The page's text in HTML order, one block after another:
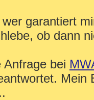
wer garantiert
ob dann
Anfrage bei
Mein